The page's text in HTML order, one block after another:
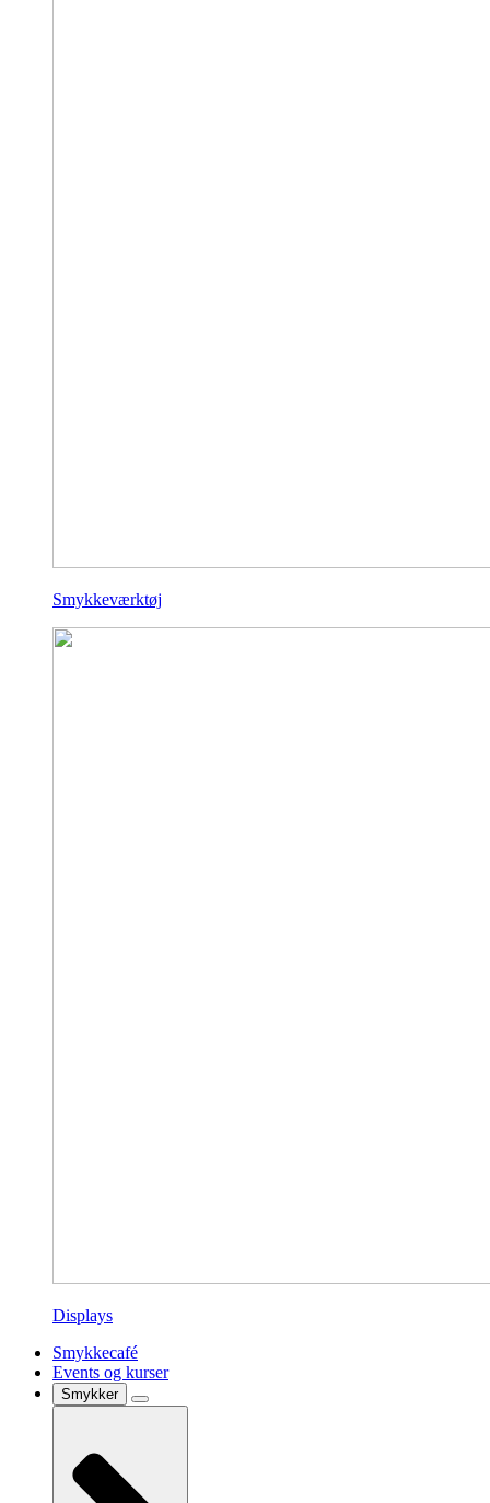
Smykkeværktøj
Displays
Smykkecafé
Events og kurser
Smykker